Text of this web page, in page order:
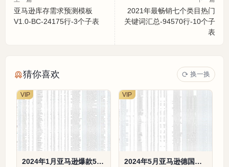
亚马逊库存需求预测模板
V1.0-BC-24175行-3个子表
2021年最畅销七个类目热门
关键词汇总-94570行-10个子
表
猜你喜欢 换一换
2024年1月亚马逊爆款500
VIP
2024年5月亚马逊德国站
VIP